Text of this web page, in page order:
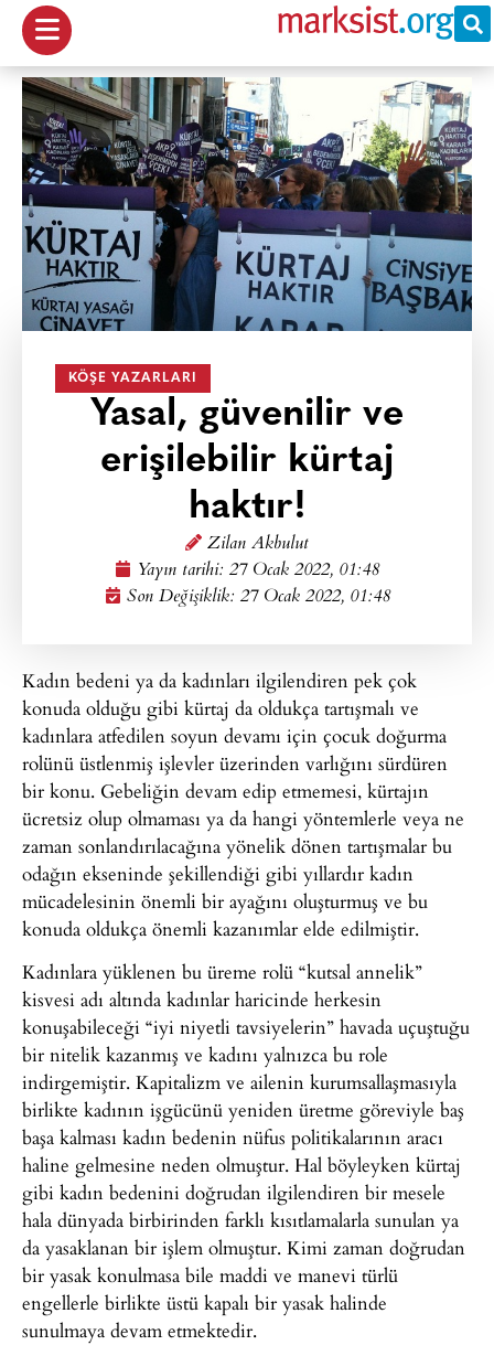
KÖŞE YAZARLARI
Yasal, güvenilir ve
erişilebilir kürtaj
haktır!
Zilan Akbulut
Yayın tarihi: 27 Ocak 2022, 01:48
Son Değişiklik: 27 Ocak 2022, 01:48
Kadın bedeni ya da kadınları ilgilendiren pek çok
konuda olduğu gibi kürtaj da oldukça tartışmalı ve
kadınlara atfedilen soyun devamı için çocuk doğurma
rolünü üstlenmiş işlevler üzerinden varlığını sürdüren
bir konu. Gebeliğin devam edip etmemesi, kürtajın
ücretsiz olup olmaması ya da hangi yöntemlerle veya ne
zaman sonlandırılacağına yönelik dönen tartışmalar bu
odağın ekseninde şekillendiği gibi yıllardır kadın
mücadelesinin önemli bir ayağını oluşturmuş ve bu
konuda oldukça önemli kazanımlar elde edilmiştir.
Kadınlara yüklenen bu üreme rolü “kutsal annelik”
kisvesi adı altında kadınlar haricinde herkesin
konuşabileceği “iyi niyetli tavsiyelerin” havada uçuştuğu
bir nitelik kazanmış ve kadını yalnızca bu role
indirgemiştir. Kapitalizm ve ailenin kurumsallaşmasıyla
birlikte kadının işgücünü yeniden üretme göreviyle baş
başa kalması kadın bedenin nüfus politikalarının aracı
haline gelmesine neden olmuştur. Hal böyleyken kürtaj
gibi kadın bedenini doğrudan ilgilendiren bir mesele
hala dünyada birbirinden farklı kısıtlamalarla sunulan ya
da yasaklanan bir işlem olmuştur. Kimi zaman doğrudan
bir yasak konulmasa bile maddi ve manevi türlü
engellerle birlikte üstü kapalı bir yasak halinde
sunulmaya devam etmektedir.